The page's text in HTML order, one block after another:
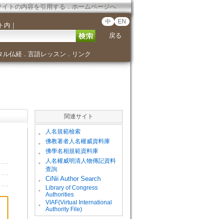
イトの内容を引用する．ホームページへ
内 ｜ 中 EN
戻る
ル仏経． 言語レッスン ． リンク
関連サイト
。 人名規範檢索
。 佛教著者人名權威資料庫
。 佛學名相規範資料庫
。
人名權威明清人物傳記資料
查詢
。
CiNii Author Search
。
Library of Congress
Authorities
。
VIAF(Virtual International
Authority File)